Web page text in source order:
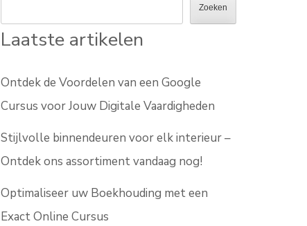
Zoeken
Laatste artikelen
Ontdek de Voordelen van een Google
Cursus voor Jouw Digitale Vaardigheden
Stijlvolle binnendeuren voor elk interieur –
Ontdek ons assortiment vandaag nog!
Optimaliseer uw Boekhouding met een
Exact Online Cursus